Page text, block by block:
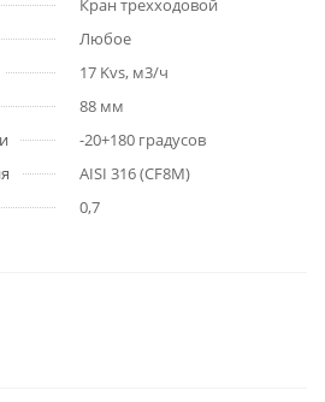
Кран трехходовой
Любое
17 Kvs, м3/ч
88 мм
-20+180 градусов
AISI 316 (CF8M)
0,7